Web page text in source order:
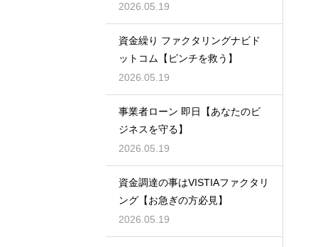
2026.05.19
資金繰り ファクタリングナビド
ットコム【ピンチを救う】
2026.05.19
事業者ローン 即日【あなたのビ
ジネスを守る】
2026.05.19
資金調達の事はVISTIAファクタリ
ング【お急ぎの方必見】
2026.05.19